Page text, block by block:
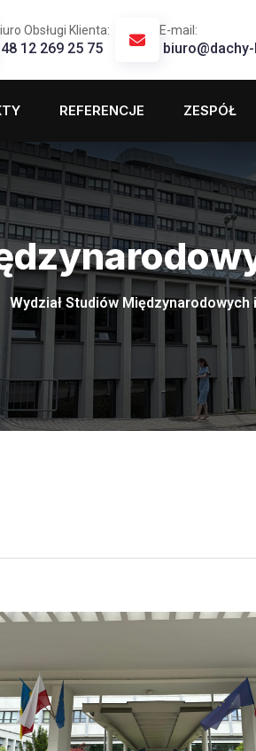
Obsługi Klienta:
12 269 25 75
E-mail:
REFERENCJE ZESPÓŁ
Wydział Studiów